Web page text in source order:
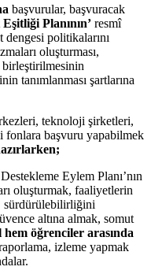
başvurular, başvuracak
Planının’ resmî
dengesi politikalarını
oluşturması,
tanımlanması şartlarına
teknoloji şirketleri,
fonlara başvuru yapabilmek
Eylem Planı’nın
oluşturmak, faaliyetlerin
sürdürülebilirliğini
altına almak, somut
hem öğrenciler arasında
izleme yapmak